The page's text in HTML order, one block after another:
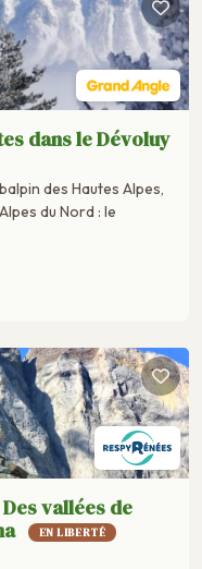
dans le Dévoluy
des Hautes Alpes,
du Nord : le
vallées de
EN LIBERTÉ